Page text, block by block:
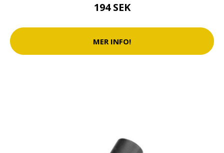
194 SEK
MER INFO!